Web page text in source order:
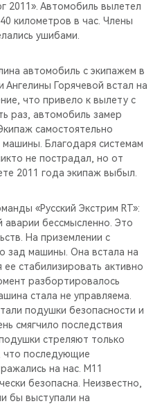
2011». Автомобиль вылетел
километров в час. Члены
ушибами.
автомобиль с экипажем в
Горячевой встал на
что привело к вылету с
раз, автомобиль замер
самостоятельно
Благодаря системам
не пострадал, но от
2011 года экипаж выбыл.
«Русский Экстрим RT»:
аварии бессмысленно. Это
На приземлении с
зад машины. Она встала на
стабилизировать активно
разбортировалось
стала не управляема.
подушки безопасности и
смягчило последствия
стреляют только
что последующие
на нас. М11
безопасна. Неизвестно,
бы выступали на